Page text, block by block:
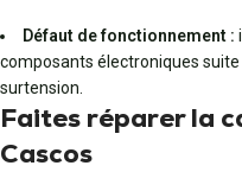
Défaut de fonctionnement :
composants électroniques
surtension.
Faites réparer la
Cascos